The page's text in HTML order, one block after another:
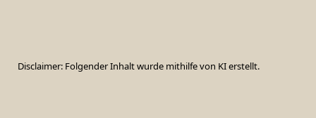
Disclaimer: Folgender Inhalt wurde mithilfe von KI erstellt.